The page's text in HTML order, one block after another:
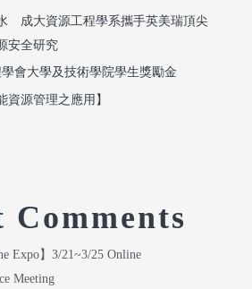
成大資源工程學系攜手英美瑞頂尖
安全研究
會大學及技術學院學生獎勵金
資源管理之應用】
Comments
Expo】3/21~3/25 Online
Meeting